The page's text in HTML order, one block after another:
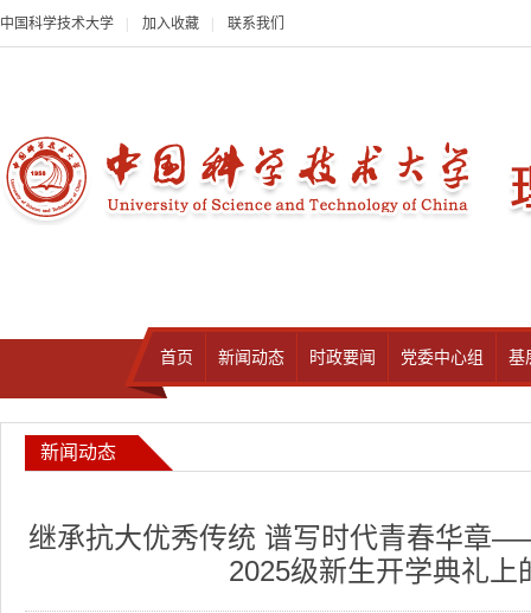
中国科学技术大学 加入收藏 联系我们
首页 新闻动态 时政要闻 党委中心组 基
新闻动态
继承抗大优秀传统 谱写时代青春华章
2025级新生开学典礼上